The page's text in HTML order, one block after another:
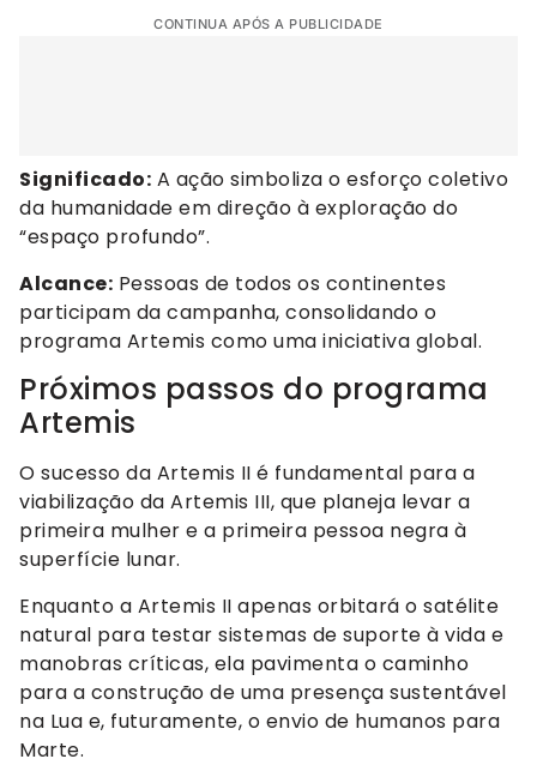
CONTINUA APÓS A PUBLICIDADE
Significado: A ação simboliza o esforço coletivo
da humanidade em direção à exploração do
“espaço profundo”.
Alcance: Pessoas de todos os continentes
participam da campanha, consolidando o
programa Artemis como uma iniciativa global.
Próximos passos do programa
Artemis
O sucesso da Artemis II é fundamental para a
viabilização da Artemis III, que planeja levar a
primeira mulher e a primeira pessoa negra à
superfície lunar.
Enquanto a Artemis II apenas orbitará o satélite
natural para testar sistemas de suporte à vida e
manobras críticas, ela pavimenta o caminho
para a construção de uma presença sustentável
na Lua e, futuramente, o envio de humanos para
Marte.